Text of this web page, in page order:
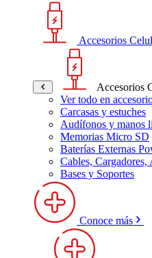
Accesorios
Accesorios
Ver todo en
Carcasas y estuches
Audífonos y manos
Memorias Micro SD
Baterías Externas
Cables, Cargadores,
Bases y Soportes
Conoce más